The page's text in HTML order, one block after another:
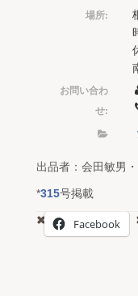
場所:
お問い合わ
せ:
出品者：会田敏男
*315号掲載
Facebook